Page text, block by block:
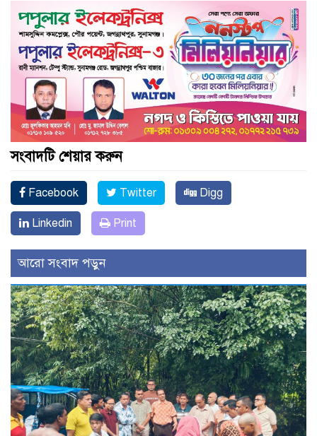
সংবাদটি শেয়ার করুন
Facebook Twitter Digg
Linkedin Print
আরো সংবাদ পড়ুন